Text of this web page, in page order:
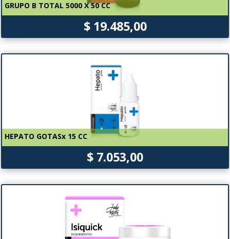
GRUPO B TOTAL 5000 X 50 CC
$ 19.485,00
HEPATO GOTASx 15 CC
$ 7.053,00